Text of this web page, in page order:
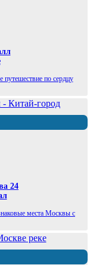
путешествие по сердцу
24
места Москвы с